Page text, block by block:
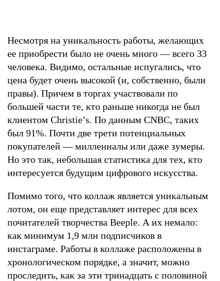
Несмотря на уникальность работы, желающих
ее приобрести было не очень много — всего 33
человека. Видимо, остальные испугались, что
цена будет очень высокой (и, собственно, были
правы). Причем в торгах участвовали по
большей части те, кто раньше никогда не был
клиентом Christie’s. По данным CNBC, таких
был 91%. Почти две трети потенциальных
покупателей — миллениалы или даже зумеры.
Но это так, небольшая статистика для тех, кто
интересуется будущим цифрового искусства.
Помимо того, что коллаж является уникальным
лотом, он еще представляет интерес для всех
почитателей творчества Beeple. А их немало:
как минимум 1,9 млн подписчиков в
инстаграме. Работы в коллаже расположены в
хронологическом порядке, а значит, можно
проследить, как за эти тринадцать с половиной